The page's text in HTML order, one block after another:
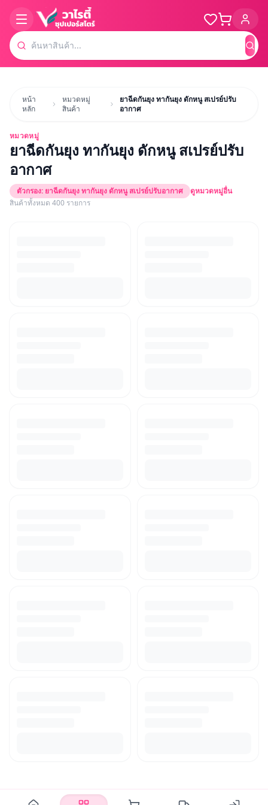
ค้น
หน้า
หลัก
หมวดหมู่
สินค้า
ยาฉีดกันยุง ทากันยุง ดักหนู สเปรย์ปรับ
อากาศ
หมวดหมู่
ยาฉีดกันยุง ทากันยุง ดักหนู สเปรย์ปรับ
อากาศ
ตัวกรอง: ยาฉีดกันยุง ทากันยุง ดักหนู สเปรย์ปรับอากาศ
ดูหมวดหมู่อื่น
สินค้าทั้งหมด 400 รายการ